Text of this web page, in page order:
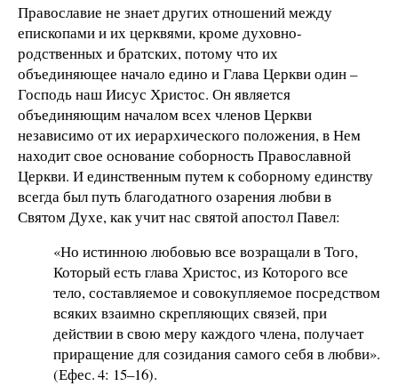
Православие не знает других отношений между
епископами и их церквями, кроме духовно-
родственных и братских, потому что их
объединяющее начало едино и Глава Церкви один –
Господь наш Иисус Христос. Он является
объединяющим началом всех членов Церкви
независимо от их иерархического положения, в Нем
находит свое основание соборность Православной
Церкви. И единственным путем к соборному единству
всегда был путь благодатного озарения любви в
Святом Духе, как учит нас святой апостол Павел:
«Но истинною любовью все возращали в Того,
Который есть глава Христос, из Которого все
тело, составляемое и совокупляемое посредством
всяких взаимно скрепляющих связей, при
действии в свою меру каждого члена, получает
приращение для созидания самого себя в любви».
(Ефес. 4: 15–16).